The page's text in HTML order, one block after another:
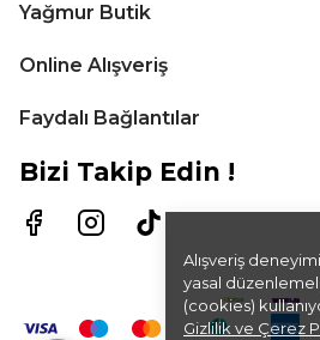
Alışveriş
yasal
(cookies)
Gizlilik ve Çerez
Yağmur Butik
Online Alışveriş
Faydalı Bağlantılar
Bizi Takip Edin !